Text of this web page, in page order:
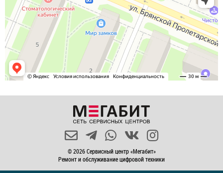
© 2026 Сервисный центр «Мегабит»
Ремонт и обслуживание цифровой техники